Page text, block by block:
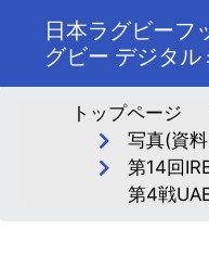
日本ラグビーフ
グビー デジタ
トップページ
写真(資
第14回
第4戦